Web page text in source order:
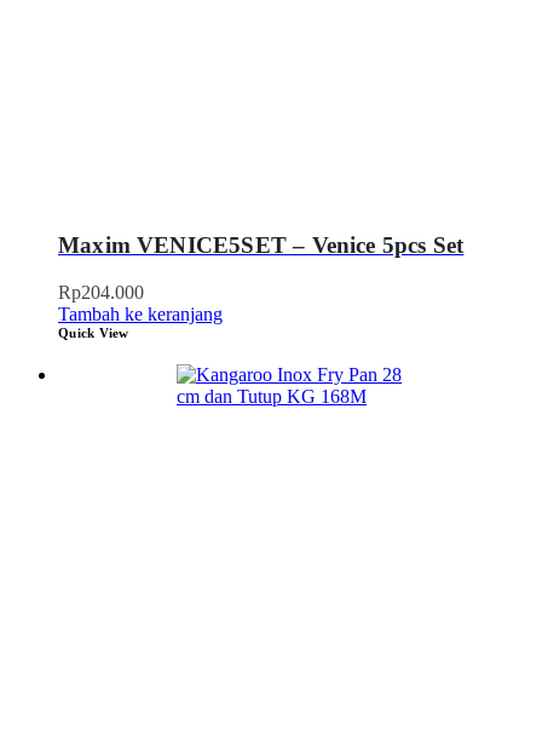
Maxim VENICE5SET – Venice 5pcs Set
Rp204.000
Tambah ke keranjang
Quick View